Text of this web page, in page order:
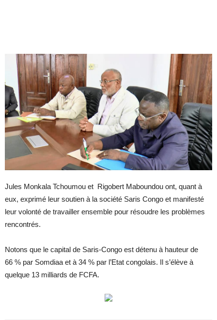
Jules Monkala Tchoumou et Rigobert Maboundou ont, quant à
eux, exprimé leur soutien à la société Saris Congo et manifesté
leur volonté de travailler ensemble pour résoudre les problèmes
rencontrés.
Notons que le capital de Saris-Congo est détenu à hauteur de
66 % par Somdiaa et à 34 % par l’Etat congolais. Il s’élève à
quelque 13 milliards de FCFA.